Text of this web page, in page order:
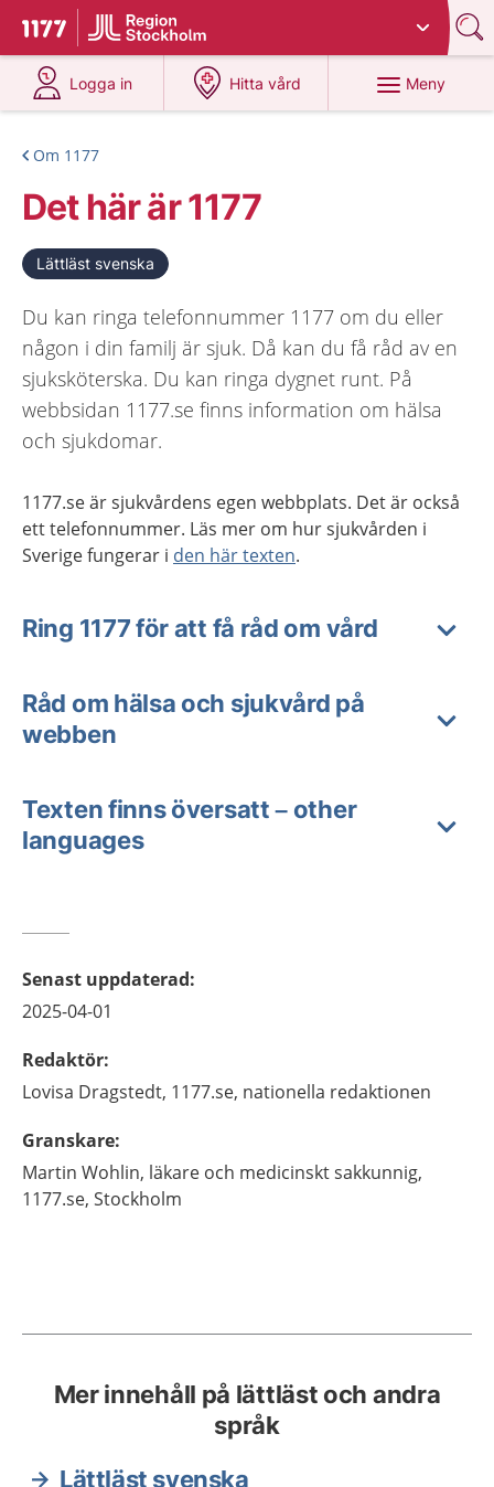
Till startsidan för 1177
Du har valt region
Logga in
på 1177.se
Hitta vård
på 1177.se
Meny
Om 1177
Det här är 1177
Lättläst svenska
Du kan ringa telefonnummer 1177 om du eller
någon i din familj är sjuk. Då kan du få råd av en
sjuksköterska. Du kan ringa dygnet runt. På
webbsidan 1177.se finns information om hälsa
och sjukdomar.
1177.se är sjukvårdens egen webbplats. Det är också
ett telefonnummer. Läs mer om hur sjukvården i
Sverige fungerar i den här texten.
Ring 1177 för att få råd om vård
Råd om hälsa och sjukvård på
webben
Texten finns översatt – other
languages
Senast uppdaterad:
2025-04-01
Redaktör:
Lovisa Dragstedt, 1177.se, nationella redaktionen
Granskare:
Martin Wohlin, läkare och medicinskt sakkunnig,
1177.se, Stockholm
Mer innehåll på lättläst och andra
språk
Lättläst svenska